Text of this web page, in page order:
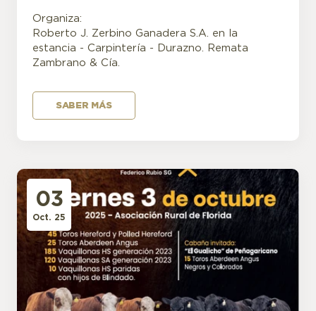
Organiza:
Roberto J. Zerbino Ganadera S.A. en la
estancia - Carpintería - Durazno. Remata
Zambrano & Cía.
SABER MÁS
03
Oct. 25